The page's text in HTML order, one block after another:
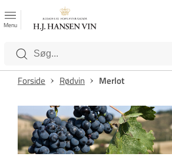
Kategorier
Menu
Forside Rødvin Merlot